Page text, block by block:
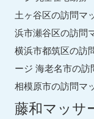
土ヶ谷区の訪問マ
浜市瀬谷区の訪問
横浜市都筑区の訪
ージ 海老名市の訪
相模原市の訪問マ
藤和マッサ